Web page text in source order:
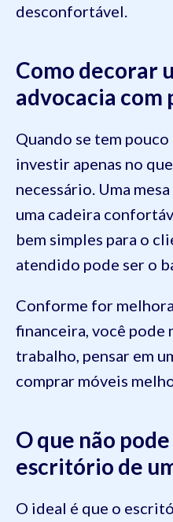
desconfortável.
Como decorar
advocacia com
Quando se tem
investir apenas no
necessário. Uma
uma cadeira
bem simples para o
atendido pode ser o
Conforme for
financeira, você pode
trabalho, pensar em
comprar móveis
O que não
escritório de
O ideal é que o